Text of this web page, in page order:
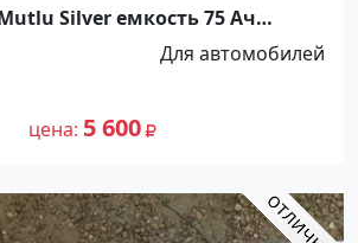
Silver емкость 75 Ач
(Турция) Краснодар
Для автомобилей
цена 5 600